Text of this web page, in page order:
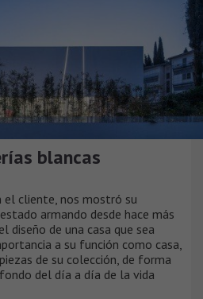
blancas
el cliente, nos mostró su
armando desde hace más
diseño de una casa que sea
a su función como casa,
de su colección, de forma
del día a día de la vida